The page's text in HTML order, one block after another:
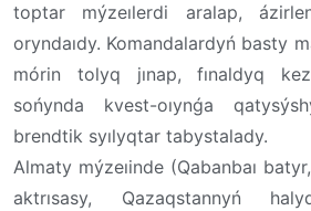
toptar mýzeılerdi aralap,
oryndaıdy. Komandalardyń basty
mórin tolyq jınap, fınaldyq
sońynda kvest-oıynǵa
brendtik syılyqtar tabystalady.
Almaty mýzeıinde (Qabanbaı
aktrısasy, Qazaqstannyń